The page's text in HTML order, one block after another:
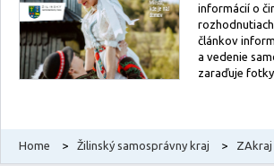
informácií o
článkov
a vedenie
zaraďuje
Home > Žilinský samosprávny kraj > ZAkraj